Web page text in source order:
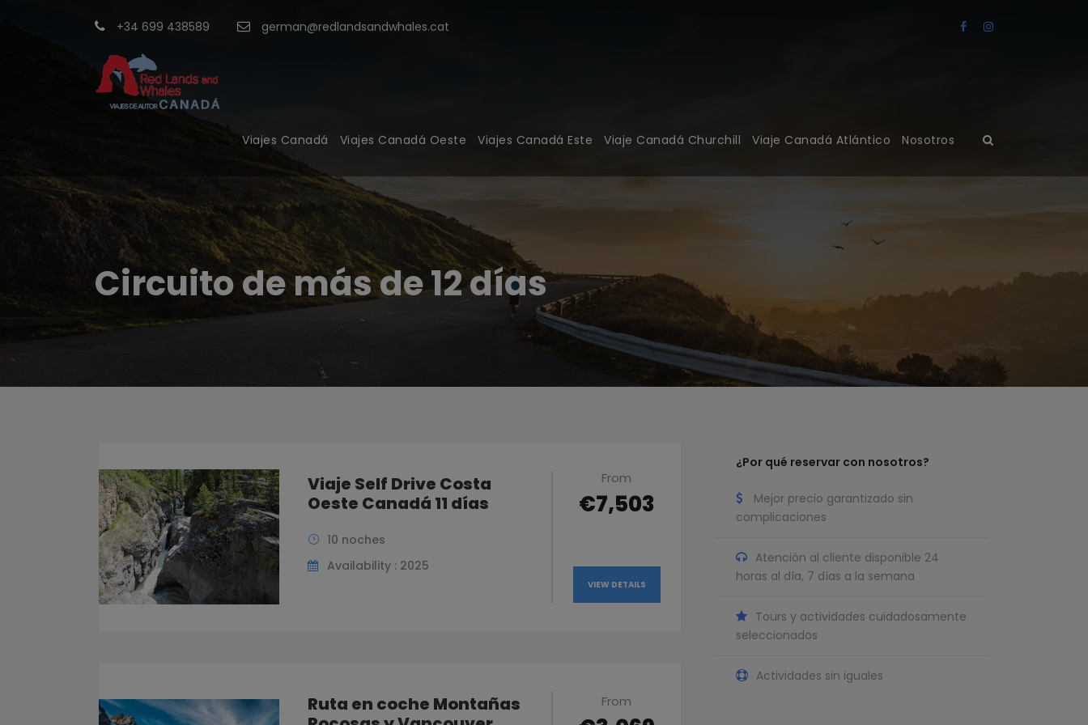
+34 699 438589 german@redlandsandwhales.cat
Viajes Canadá Viajes Canadá Oeste Viajes Canadá Este Viaje Canadá Churchill Viaje Canadá Atlántico Nosotros
Circuito de más de 12 días
Viaje Self Drive Costa
Oeste Canadá 11 días
10 noches
Availability : 2025
From
€7,503
VIEW DETAILS
Ruta en coche Montañas
From
¿Por qué reservar con nosotros?
Mejor precio garantizado sin
complicaciones
Atención al cliente disponible 24
horas al día, 7 días a la semana
Tours y actividades cuidadosamente
seleccionados
Actividades sin iguales